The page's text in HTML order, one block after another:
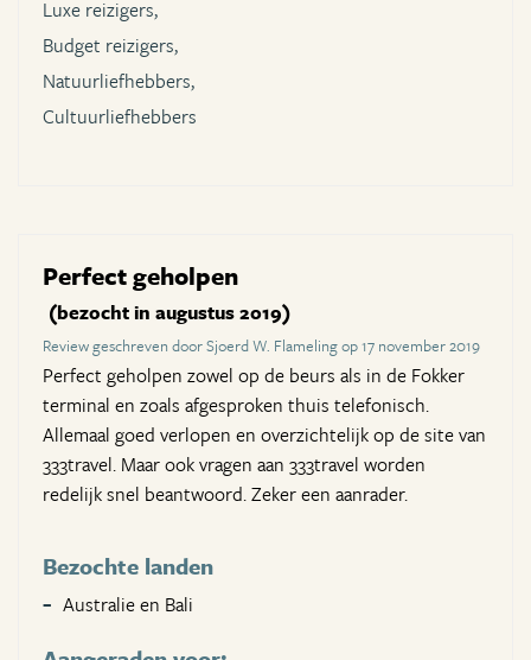
Luxe reizigers,
Budget reizigers,
Natuurliefhebbers,
Cultuurliefhebbers
Perfect geholpen
(bezocht in augustus 2019)
Review geschreven door Sjoerd W. Flameling op 17 november 2019
Perfect geholpen zowel op de beurs als in de Fokker
terminal en zoals afgesproken thuis telefonisch.
Allemaal goed verlopen en overzichtelijk op de site van
333travel. Maar ook vragen aan 333travel worden
redelijk snel beantwoord. Zeker een aanrader.
Bezochte landen
Australie en Bali